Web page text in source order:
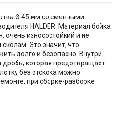
Ø 45 мм со сменными
HALDER. Материал бойка
очень износостойкий и не
Это значит, что
долго и безопасно. Внутри
которая предотвращает
без отскока можно
при сборке-разборке